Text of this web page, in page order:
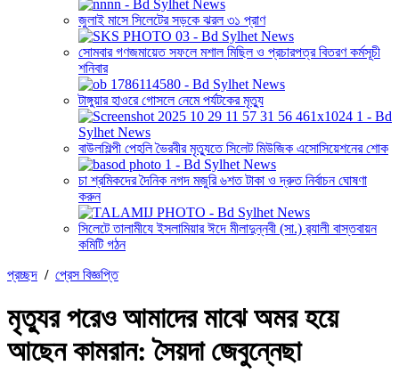
জুলাই মাসে সিলেটের সড়কে ঝরল ৩১ প্রাণ
সোমবার গণজমায়েত সফলে মশাল মিছিল ও প্রচারপত্র বিতরণ কর্মসূচী
শনিবার
টাঙ্গুয়ার হাওরে গোসলে নেমে পর্যটকের মৃত্যু
বাউলশিল্পী পেহলি ভৈরবীর মৃত্যুতে সিলেট মিউজিক এসোসিয়েশনের শোক
চা শ্রমিকদের দৈনিক নগদ মজুরি ৬শত টাকা ও দ্রুত নির্বাচন ঘোষণা
করুন
সিলেটে তালামীযে ইসলামিয়ার ঈদে মীলাদুন্নবী (সা.) র‌্যালী বাস্তবায়ন
কমিটি গঠন
প্রচ্ছদ / প্রেস বিজ্ঞপ্তি
মৃত্যুর পরেও আমাদের মাঝে অমর হয়ে
আছেন কামরান: সৈয়দা জেবুন্নেছা